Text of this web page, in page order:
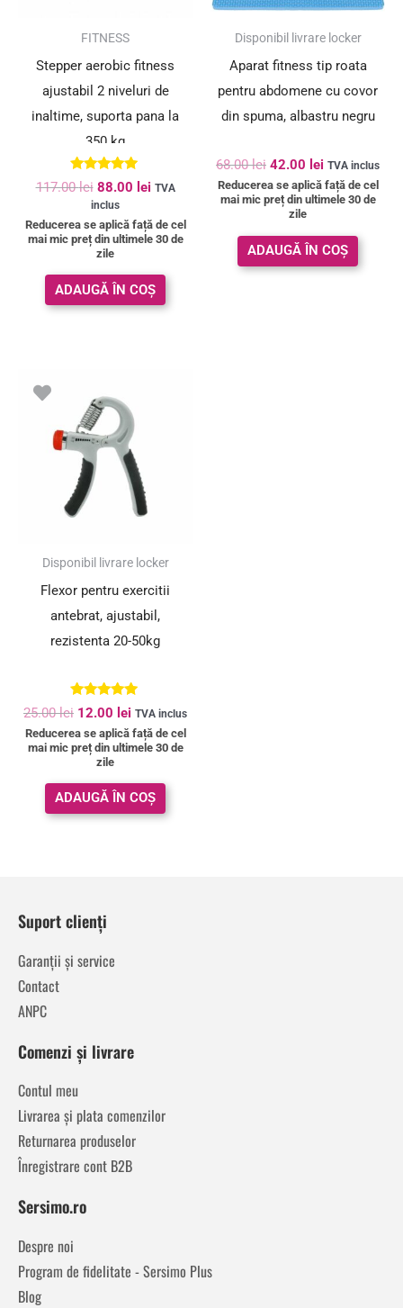
FITNESS
Stepper aerobic fitness
ajustabil 2 niveluri de
inaltime, suporta pana la
350 kg
Evaluat la
5.00
din 5
117.00lei 88.00 lei TVA
inclus
Reducerea se aplică față de cel
mai mic preț din ultimele 30 de
zile
ADAUGĂ ÎN COȘ
SUPER PREȚ!
Disponibil livrare locker
Aparat fitness tip roata
pentru abdomene cu covor
din spuma, albastru negru
68.00lei 42.00 lei TVA inclus
Reducerea se aplică față de cel
mai mic preț din ultimele 30 de
zile
ADAUGĂ ÎN COȘ
SUPER PREȚ!
Disponibil livrare locker
Flexor pentru exercitii
antebrat, ajustabil,
rezistenta 20-50kg
Evaluat la
5.00
din 5
25.00lei
inițial
fost:
25.00 lei.
12.00 lei
este:
12.00 lei.
TVA inclus
Reducerea se aplică față de cel
mai mic preț din ultimele 30 de
zile
ADAUGĂ ÎN COȘ
Suport clienți
Garanții și service
Contact
ANPC
Comenzi și livrare
Contul meu
Livrarea și plata comenzilor
Returnarea produselor
Înregistrare cont B2B
Sersimo.ro
Despre noi
Program de fidelitate - Sersimo Plus
Blog